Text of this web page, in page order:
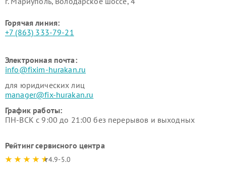
Горячая линия:
+7 (863) 333-79-21
Электронная почта:
info@fixim-hurakan.ru
для юридических лиц
manager@fix-hurakan.ru
График работы:
ПН-ВСК с 9:00 до 21:00 без перерывов и выходных
Рейтинг сервисного центра
4.9-5.0